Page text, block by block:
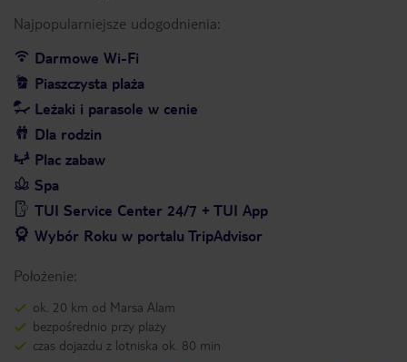
Najpopularniejsze udogodnienia:
Darmowe Wi-Fi
Piaszczysta plaża
Leżaki i parasole w cenie
Dla rodzin
Plac zabaw
Spa
TUI Service Center 24/7 + TUI App
Wybór Roku w portalu TripAdvisor
Położenie:
ok. 20 km od Marsa Alam
bezpośrednio przy plaży
czas dojazdu z lotniska ok. 80 min